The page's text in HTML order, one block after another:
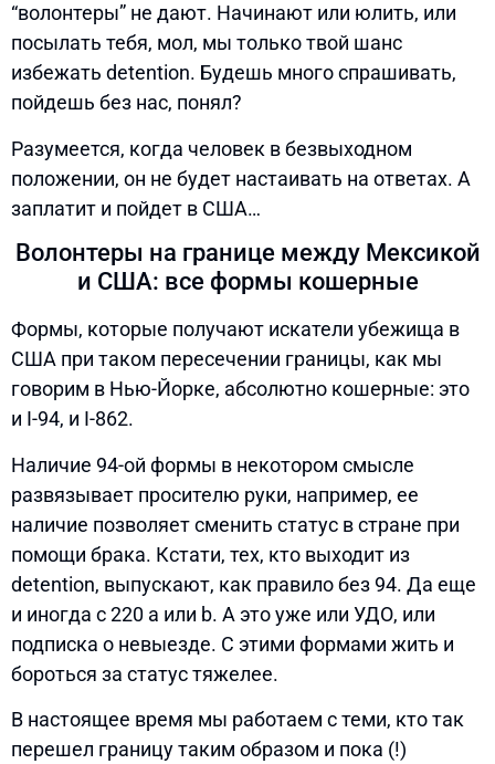
“волонтеры” не дают. Начинают или юлить, или
посылать тебя, мол, мы только твой шанс
избежать detention. Будешь много спрашивать,
пойдешь без нас, понял?
Разумеется, когда человек в безвыходном
положении, он не будет настаивать на ответах. А
заплатит и пойдет в США…
Волонтеры на границе между Мексикой
и США: все формы кошерные
Формы, которые получают искатели убежища в
США при таком пересечении границы, как мы
говорим в Нью-Йорке, абсолютно кошерные: это
и I-94, и I-862.
Наличие 94-ой формы в некотором смысле
развязывает просителю руки, например, ее
наличие позволяет сменить статус в стране при
помощи брака. Кстати, тех, кто выходит из
detention, выпускают, как правило без 94. Да еще
и иногда с 220 а или b. А это уже или УДО, или
подписка о невыезде. С этими формами жить и
бороться за статус тяжелее.
В настоящее время мы работаем с теми, кто так
перешел границу таким образом и пока (!)